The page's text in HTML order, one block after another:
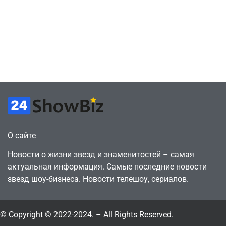
О сайте
Новости о жизни звезд и знаменитостей – самая
актуальная информация. Самые последние новости
звезд шоу-бизнеса. Новости телешоу, сериалов.
© Copyright © 2022-2024. – All Rights Reserved.